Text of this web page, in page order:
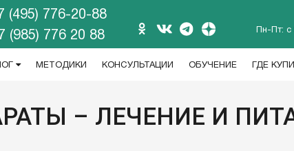
(495) 776-20-88
(985) 776 20 88
Пн-Пт:
МЕТОДИКИ КОНСУЛЬТАЦИИ ОБУЧЕНИЕ ГДЕ
– ЛЕЧЕНИЕ И